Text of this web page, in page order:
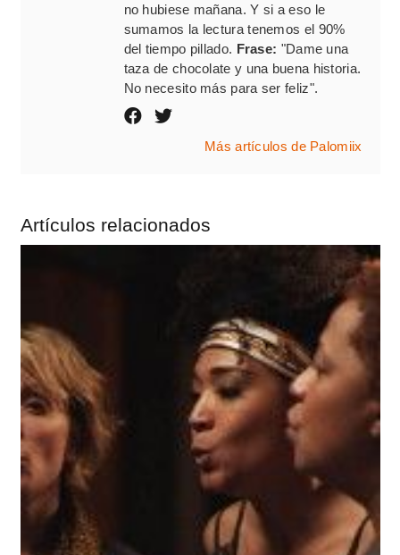
no hubiese mañana. Y si a eso le
sumamos la lectura tenemos el 90%
del tiempo pillado. Frase: "Dame una
taza de chocolate y una buena historia.
No necesito más para ser feliz".
Más artículos de Palomiix
Artículos relacionados